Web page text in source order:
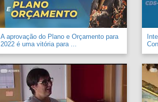
A aprovação do Plano e Orçamento para
2022 é uma vitória para ...